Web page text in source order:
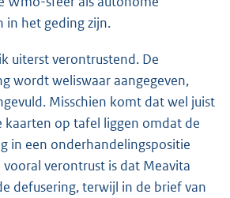
in het geding zijn.
uiterst verontrustend. De
wordt weliswaar aangegeven,
Misschien komt dat wel juist
kaarten op tafel liggen omdat de
in een onderhandelingspositie
verontrust is dat Meavita
defusering, terwijl in de brief van